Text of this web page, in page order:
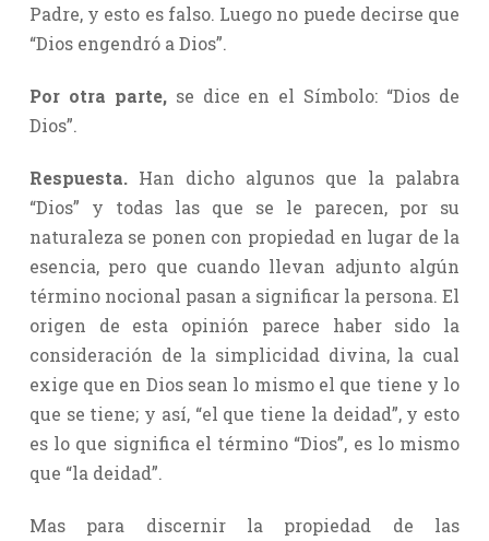
Padre, y esto es falso. Luego no puede decirse que
“Dios engendró a Dios”.
Por otra parte,se dice en el Símbolo: “Dios de
Dios”.
Respuesta.Han dicho algunos que la palabra
“Dios” y todas las que se le parecen, por su
naturaleza se ponen con propiedad en lugar de la
esencia, pero que cuando llevan adjunto algún
término nocional pasan a significar la persona. El
origen de esta opinión parece haber sido la
consideración de la simplicidad divina, la cual
exige que en Dios sean lo mismo el que tiene y lo
que se tiene; y así, “el que tiene la deidad”, y esto
es lo que significa el término “Dios”, es lo mismo
que “la deidad”.
Mas para discernir la propiedad de las